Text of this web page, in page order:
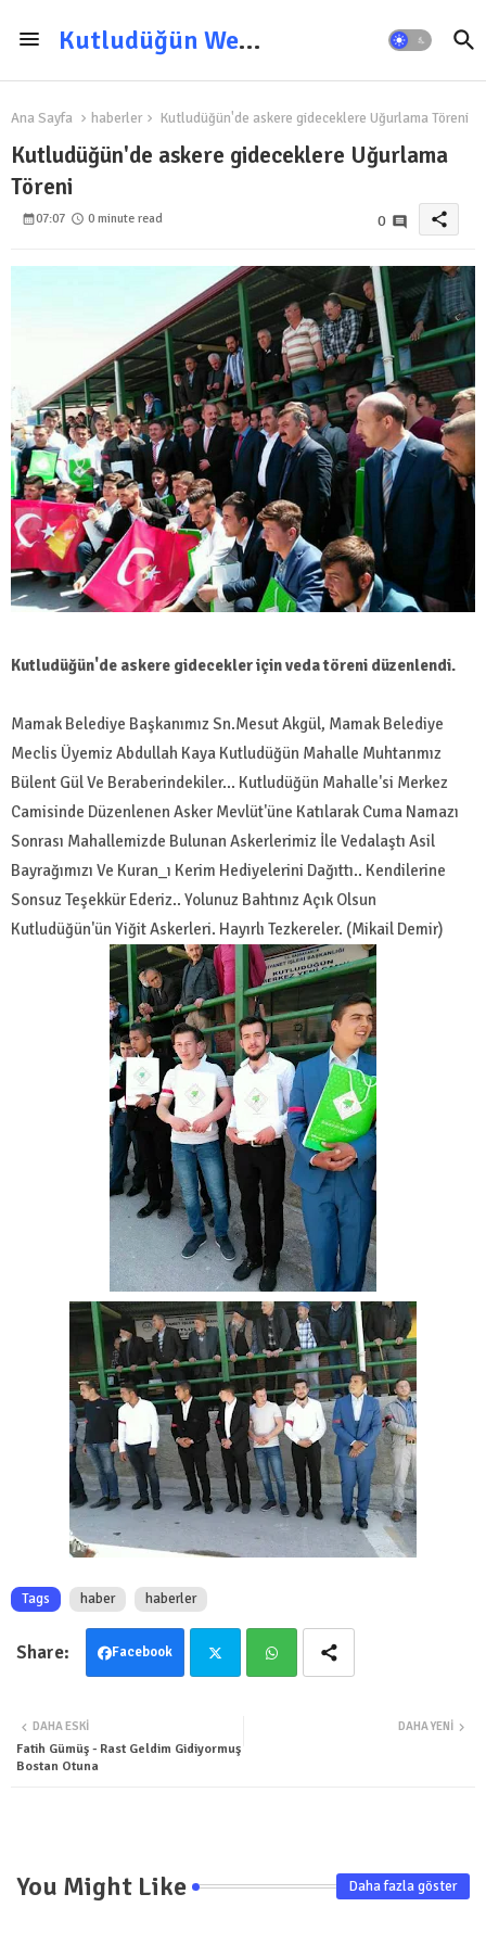
Kutludüğün Web Sitesi
Ana Sayfa haberler Kutludüğün'de askere gideceklere Uğurlama Töreni
Kutludüğün'de askere gideceklere Uğurlama
Töreni
07:07 0 minute read 0 share
Kutludüğün'de askere gidecekler için veda töreni düzenlendi.
Mamak Belediye Başkanımız Sn.Mesut Akgül, Mamak Belediye
Meclis Üyemiz Abdullah Kaya Kutludüğün Mahalle Muhtarımız
Bülent Gül Ve Beraberindekiler... Kutludüğün Mahalle'si Merkez
Camisinde Düzenlenen Asker Mevlüt'üne Katılarak Cuma Namazı
Sonrası Mahallemizde Bulunan Askerlerimiz İle Vedalaştı Asil
Bayrağımızı Ve Kuran_ı Kerim Hediyelerini Dağıttı.. Kendilerine
Sonsuz Teşekkür Ederiz.. Yolunuz Bahtınız Açık Olsun
Kutludüğün'ün Yiğit Askerleri. Hayırlı Tezkereler. (Mikail Demir)
Tags haber haberler
Facebook
ter
DAHA YENI
DAHA ESKI
Fatih Gümüş - Rast Geldim Gidiyormuş
Bostan Otuna
You Might Like Daha fazla göster